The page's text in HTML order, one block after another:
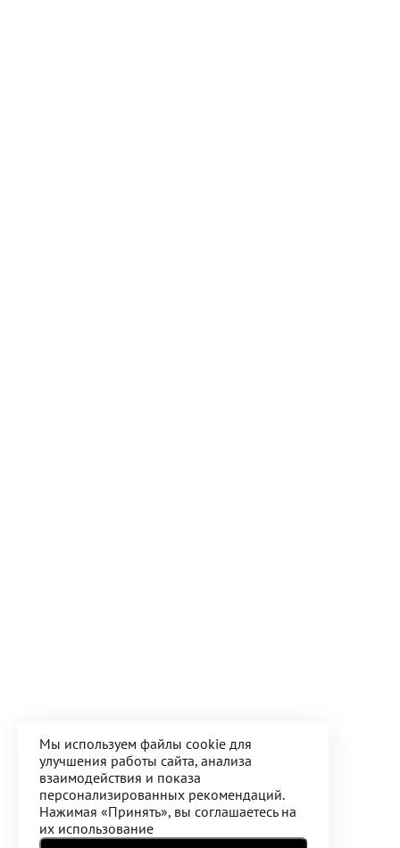
Мы используем файлы cookie для
улучшения работы сайта, анализа
взаимодействия и показа
персонализированных рекомендаций.
Нажимая «Принять», вы соглашаетесь на
их использование